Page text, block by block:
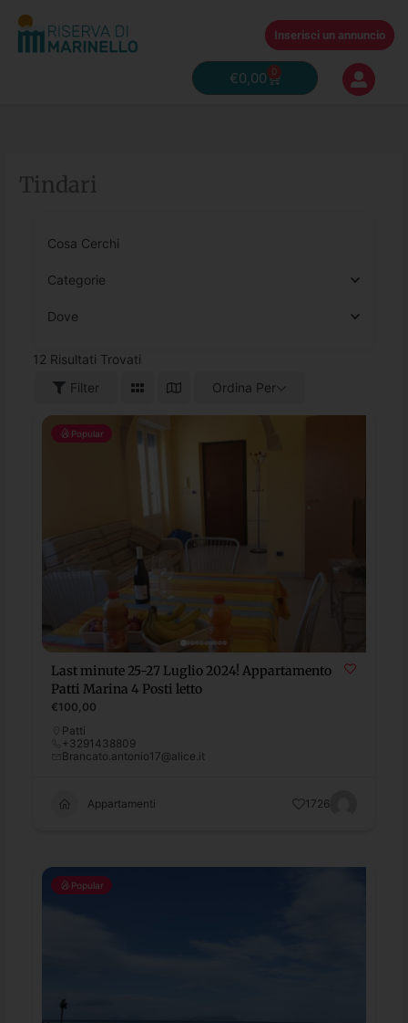
contenuto
Inserisci un annuncio
€0,00 0
Carrello
Tindari
Cosa Cerchi
Categorie
Dove
12 Risultati Trovati
Filter
Ordina Per
Popular
Last minute 25-27 Luglio 2024! Appartamento
Patti Marina 4 Posti letto
€100,00
Patti
+3291438809
Brancato.antonio17@alice.it
Appartamenti 1726
Popular